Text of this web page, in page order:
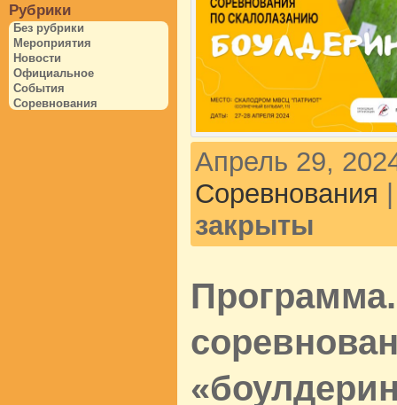
Рубрики
Без рубрики
Мероприятия
Новости
Официальное
События
Соревнования
Апрель 29,
Соревнования
закрыты